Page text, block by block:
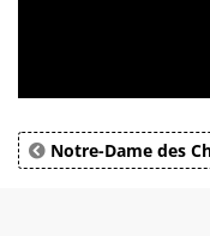
Notre-Dame des